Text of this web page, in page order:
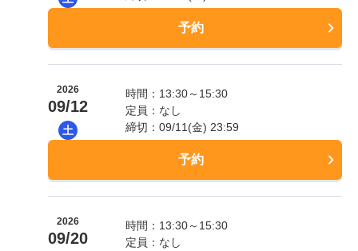
予約
2026
09/12
土
時間：13:30～15:30
定員：なし
締切：09/11(金) 23:59
予約
2026
09/20
時間：13:30～15:30
定員：なし